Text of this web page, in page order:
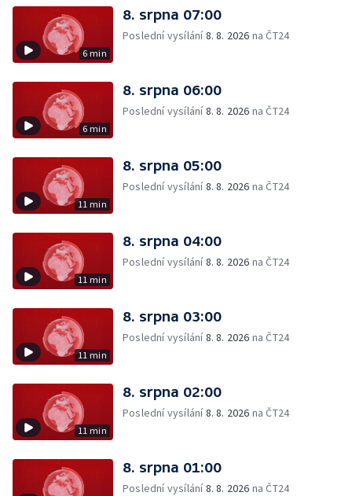
6 min
8. srpna 07:00
Poslední vysílání8. 8. 2026 na ČT24
6 min
8. srpna 06:00
Poslední vysílání8. 8. 2026 na ČT24
11 min
8. srpna 05:00
Poslední vysílání8. 8. 2026 na ČT24
11 min
8. srpna 04:00
Poslední vysílání8. 8. 2026 na ČT24
11 min
8. srpna 03:00
Poslední vysílání8. 8. 2026 na ČT24
11 min
8. srpna 02:00
Poslední vysílání8. 8. 2026 na ČT24
8. srpna 01:00
Poslední vysílání8. 8. 2026 na ČT24